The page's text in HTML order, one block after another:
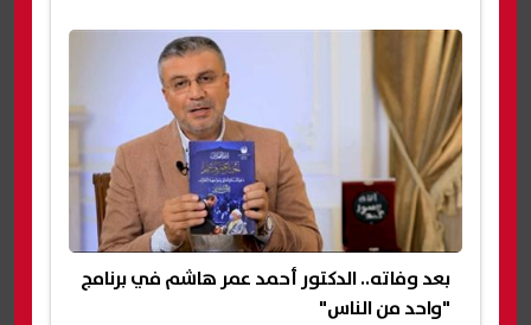
بعد وفاته.. الدكتور أحمد عمر هاشم في برنامج
"واحد من الناس"